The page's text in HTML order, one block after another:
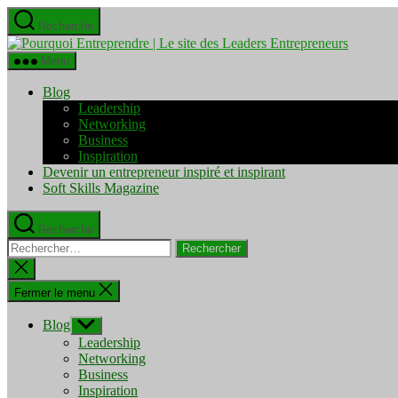
Aller
au
contenu
Recherche
Pourquoi
Menu
Blog
Leadership
Networking
Business
Inspiration
Devenir un entrepreneur inspiré et inspirant
Soft Skills Magazine
Recherche
Rechercher :
Fermer
la
recherche
Fermer le menu
Blog Afficher
le
sous-
menu
Leadership
Networking
Business
Inspiration